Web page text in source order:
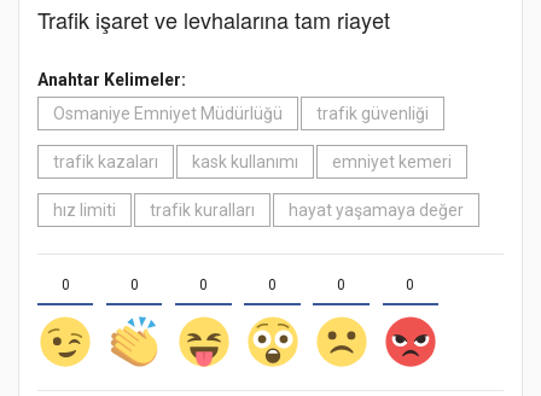
Trafik işaret ve levhalarına tam riayet
Anahtar Kelimeler:
Osmaniye Emniyet Müdürlüğü
trafik güvenliği
trafik kazaları kask kullanımı emniyet kemeri
hız limiti trafik kuralları hayat yaşamaya değer
0 0 0 0 0 0